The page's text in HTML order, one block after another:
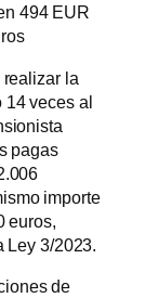
494 EUR
la
14 veces al
pagas
importe
euros,
Ley 3/2023.
de